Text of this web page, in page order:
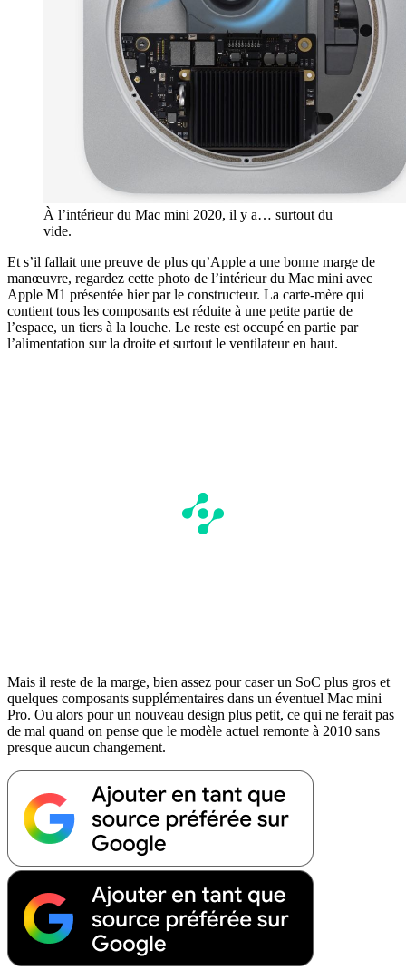
À l’intérieur du Mac mini 2020, il y a… surtout du
vide.
Et s’il fallait une preuve de plus qu’Apple a une bonne marge de
manœuvre, regardez cette photo de l’intérieur du Mac mini avec
Apple M1 présentée hier par le constructeur. La carte-mère qui
contient tous les composants est réduite à une petite partie de
l’espace, un tiers à la louche. Le reste est occupé en partie par
l’alimentation sur la droite et surtout le ventilateur en haut.
Mais il reste de la marge, bien assez pour caser un SoC plus gros et
quelques composants supplémentaires dans un éventuel Mac mini
Pro. Ou alors pour un nouveau design plus petit, ce qui ne ferait pas
de mal quand on pense que le modèle actuel remonte à 2010 sans
presque aucun changement.